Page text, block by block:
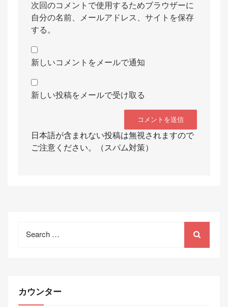
次回のコメントで使用するためブラウザーに
自分の名前、メールアドレス、サイトを保存
する。
新しいコメントをメールで通知
新しい投稿をメールで受け取る
日本語が含まれない投稿は無視されますので
ご注意ください。（スパム対策）
for:
カウンター